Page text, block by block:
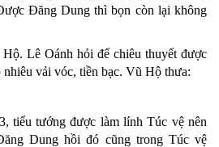
Đăng Dung thì bọn còn lại không
Lê Oánh hỏi để chiêu thuyết được
vải vóc, tiền bạc. Vũ Hộ thưa:
tiểu tướng được làm lính Túc vệ nên
Dung hồi đó cũng trong Túc vệ